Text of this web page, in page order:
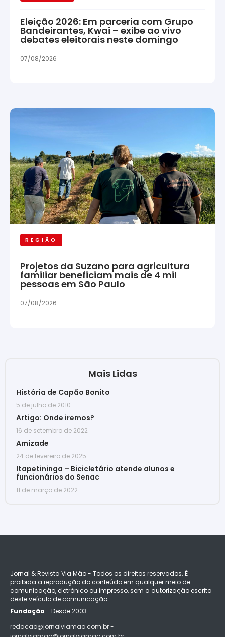
Eleição 2026: Em parceria com Grupo
Bandeirantes, Kwai – exibe ao vivo
debates eleitorais neste domingo
07/08/2026
REGIÃO
Projetos da Suzano para agricultura
familiar beneficiam mais de 4 mil
pessoas em São Paulo
07/08/2026
Mais Lidas
História de Capão Bonito
5 de julho de 2010
Artigo: Onde iremos?
16 de setembro de 2022
Amizade
24 de fevereiro de 2025
Itapetininga – Bicicletário atende alunos e
funcionários do Senac
11 de março de 2022
Jornal & Revista Via Mão - Todos os direitos reservados. É
proibida a reprodução do conteúdo em qualquer meio de
comunicação, eletrônico ou impresso, sem a autorização escrita
deste veículo de comunicação
Fundação - Desde 2003
redacao@jornalviamao.com.br -